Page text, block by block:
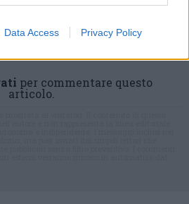
Data Access Privacy Policy
per commentare questo
articolo.